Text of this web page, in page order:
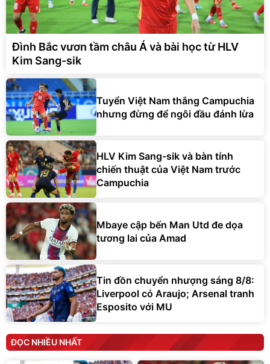
Đình Bắc vươn tầm châu Á và bài học từ HLV
Kim Sang-sik
Tuyển Việt Nam thắng Campuchia
nhưng đừng để ngôi đầu đánh lừa
HLV Kim Sang-sik và bàn tính
chiến thuật của Việt Nam trước
Campuchia
Mbaye cập bến Man Utd đe dọa
tương lai của Amad
Tin đồn chuyển nhượng sáng 8/8:
Liverpool có Araujo; Arsenal tranh
Esposito với MU
ĐỌC NHIỀU NHẤT